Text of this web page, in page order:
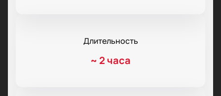
Длительность
~ 2 часа